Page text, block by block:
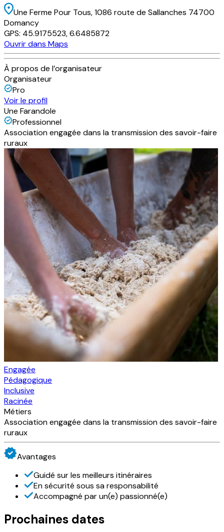
Une Ferme Pour Tous, 1086 route de Sallanches 74700
Domancy
GPS: 45.9175523,6.6485872
Ouvrir dans Maps
À propos de l’organisateur
Organisateur
Pro
Voir le profil
Une Farandole
Professionnel
Association engagée dans la transmission des savoir-faire
ruraux
Engagée
Pédagogique
Inclusive
Racinée
Métiers
Association engagée dans la transmission des savoir-faire
ruraux
Avantages
Guidé sur les meilleurs itinéraires
En sécurité sous sa responsabilité
Accompagné par un(e) passionné(e)
Prochaines dates